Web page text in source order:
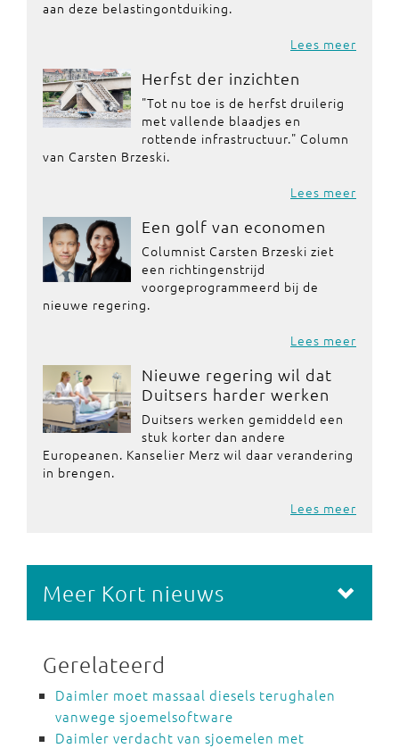
aan deze belastingontduiking.
Lees meer
Herfst der inzichten
"Tot nu toe is de herfst druilerig
met vallende blaadjes en
rottende infrastructuur." Column
van Carsten Brzeski.
Lees meer
Een golf van economen
Columnist Carsten Brzeski ziet
een richtingenstrijd
voorgeprogrammeerd bij de
nieuwe regering.
Lees meer
Nieuwe regering wil dat
Duitsers harder werken
Duitsers werken gemiddeld een
stuk korter dan andere
Europeanen. Kanselier Merz wil daar verandering
in brengen.
Lees meer
Meer Kort nieuws
Gerelateerd
Daimler moet massaal diesels terughalen
vanwege sjoemelsoftware
Daimler verdacht van sjoemelen met